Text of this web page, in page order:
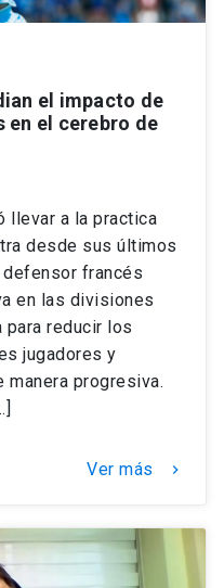
el impacto de
en el cerebro de
llevar a la practica
desde sus últimos
francés
en las divisiones
reducir los
jugadores y
progresiva.
Ver más keyboard_arrow_right